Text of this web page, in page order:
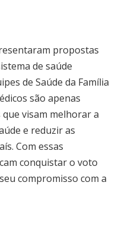
propostas
de saúde
de Saúde da Família
são apenas
visam melhorar a
e reduzir as
Com essas
conquistar o voto
compromisso com a